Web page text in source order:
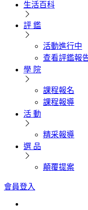
生活百科
評 鑑
活動進行中
查看評鑑報
學 院
課程報名
課程報導
活 動
精采報導
選 品
顛覆提案
會員登入